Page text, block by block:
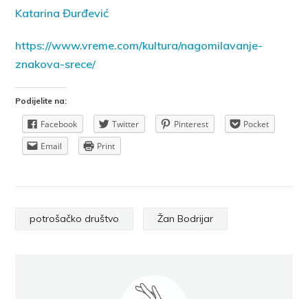
Katarina Đurđević
https://www.vreme.com/kultura/nagomilavanje-
znakova-srece/
Podijelite na:
Facebook Twitter Pinterest
Pocket
Email
Print
potrošačko društvo Žan Bodrijar